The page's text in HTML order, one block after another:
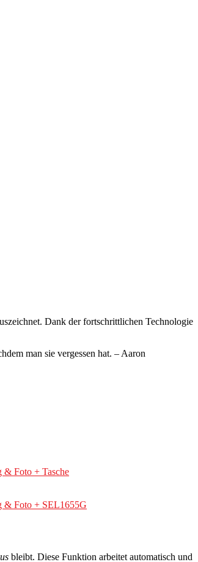
Dank der fortschrittlichen Technologie
man sie vergessen hat. – Aaron
& Foto + Tasche
& Foto + SEL1655G
bleibt. Diese Funktion arbeitet automatisch und